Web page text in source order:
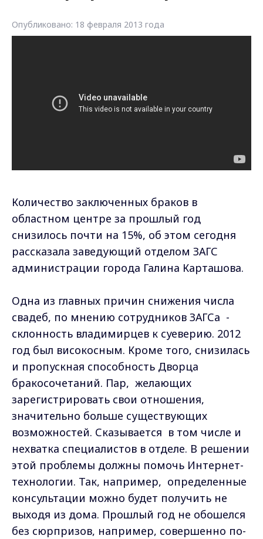
Опубликовано: 18 февраля 2013 года
Количество заключенных браков в
областном центре за прошлый год
снизилось почти на 15%, об этом сегодня
рассказала заведующий отделом ЗАГС
администрации города Галина Карташова.
Одна из главных причин снижения числа
свадеб, по мнению сотрудников ЗАГСа -
склонность владимирцев к суеверию. 2012
год был високосным. Кроме того, снизилась
и пропускная способность Дворца
бракосочетаний. Пар, желающих
зарегистрировать свои отношения,
значительно больше существующих
возможностей. Сказывается в том числе и
нехватка специалистов в отделе. В решении
этой проблемы должны помочь Интернет-
технологии. Так, например, определенные
консультации можно будет получить не
выходя из дома. Прошлый год не обошелся
без сюрпризов, например, совершенно по-